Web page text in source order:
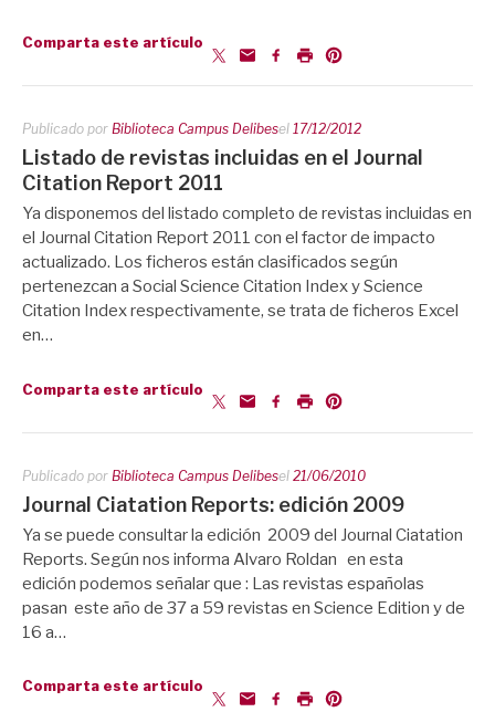
Comparta este artículo
Publicado por Biblioteca Campus Delibesel 17/12/2012
Listado de revistas incluidas en el Journal
Citation Report 2011
Ya disponemos del listado completo de revistas incluidas en
el Journal Citation Report 2011 con el factor de impacto
actualizado. Los ficheros están clasificados según
pertenezcan a Social Science Citation Index y Science
Citation Index respectivamente, se trata de ficheros Excel
en…
Comparta este artículo
Publicado por Biblioteca Campus Delibesel 21/06/2010
Journal Ciatation Reports: edición 2009
Ya se puede consultar la edición 2009 del Journal Ciatation
Reports. Según nos informa Alvaro Roldan en esta
edición podemos señalar que : Las revistas españolas
pasan este año de 37 a 59 revistas en Science Edition y de
16 a…
Comparta este artículo